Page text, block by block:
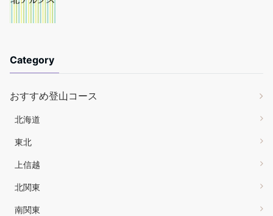
Category
おすすめ登山コース
北海道
東北
上信越
北関東
南関東